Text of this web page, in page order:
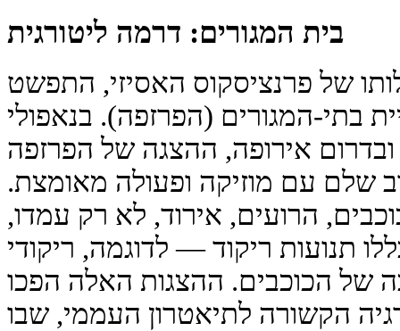
בית המגורים: דרמה ליטורגית
תחת פעילותו של פרנציסקוס האסיזי, התפשט
בתי-המגורים (הפרזפה). בנאפולי
אירופה, ההצגה של הפרזפה
שלם עם מוזיקה ופעולה מאומצת.
הרועים, אירוד, לא רק עמדו,
תנועות ריקוד — לדוגמה, ריקודי
של הכוכבים. ההצגות האלה הפכו
הקשורה לתיאטרון העממי, שבו